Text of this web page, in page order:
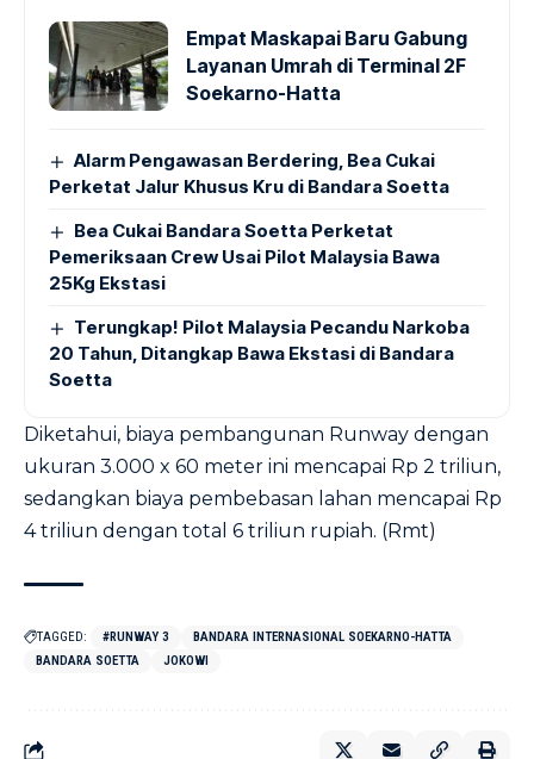
Empat Maskapai Baru Gabung
Layanan Umrah di Terminal 2F
Soekarno-Hatta
Alarm Pengawasan Berdering, Bea Cukai
Perketat Jalur Khusus Kru di Bandara Soetta
Bea Cukai Bandara Soetta Perketat
Pemeriksaan Crew Usai Pilot Malaysia Bawa
25Kg Ekstasi
Terungkap! Pilot Malaysia Pecandu Narkoba
20 Tahun, Ditangkap Bawa Ekstasi di Bandara
Soetta
Diketahui, biaya pembangunan Runway dengan
ukuran 3.000 x 60 meter ini mencapai Rp 2 triliun,
sedangkan biaya pembebasan lahan mencapai Rp
4 triliun dengan total 6 triliun rupiah. (Rmt)
TAGGED: #RUNWAY 3
BANDARA INTERNASIONAL SOEKARNO-HATTA
BANDARA SOETTA
JOKOWI